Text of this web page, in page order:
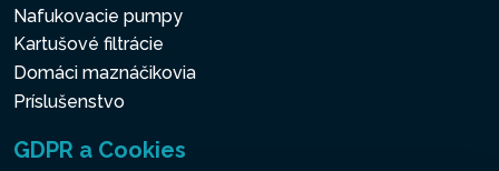
Nafukovacie pumpy
Kartušové filtrácie
Domáci maznáčikovia
Príslušenstvo
GDPR a Cookies